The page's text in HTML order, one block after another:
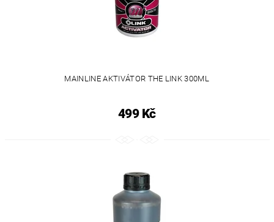
MAINLINE AKTIVÁTOR THE LINK 300ML
499 Kč